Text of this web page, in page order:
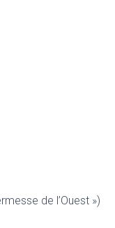
de l’Ouest »)